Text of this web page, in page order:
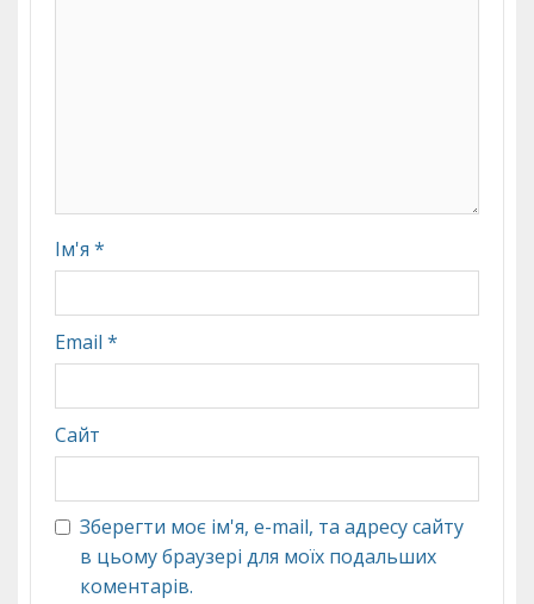
Ім'я *
Email *
Сайт
Зберегти моє ім'я, e-mail, та адресу сайту
в цьому браузері для моїх подальших
коментарів.